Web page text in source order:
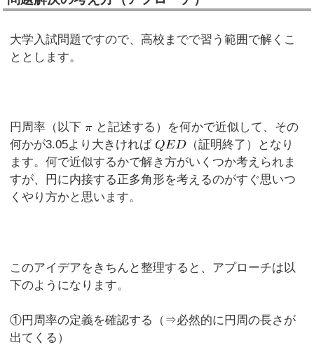
大学入試問題ですので、高校までで習う範囲で解くこ
ととします。
円周率（以下
と記述する）を何かで近似して、その
何かが3.05より大きければ
（証明終了）となり
ます。何で近似するかで解き方がいくつか考えられま
すが、円に内接する正多角形を考えるのがすぐ思いつ
くやり方かと思います。
このアイデアをきちんと整理すると、アプローチは以
下のようになります。
①円周率の定義を確認する（⇒必然的に円周の長さが
出てくる）